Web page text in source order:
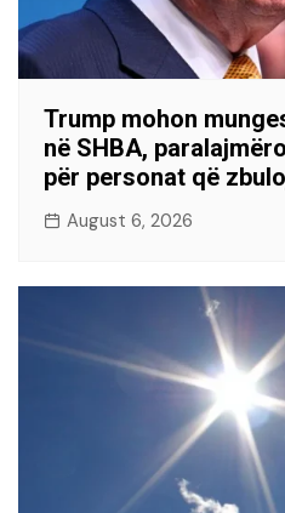
Trump mohon
në SHBA,
për personat që
August 6, 2026